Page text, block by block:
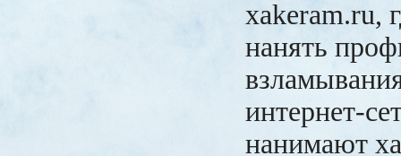
xakeram.ru,
нанять
интернет-
нанимают